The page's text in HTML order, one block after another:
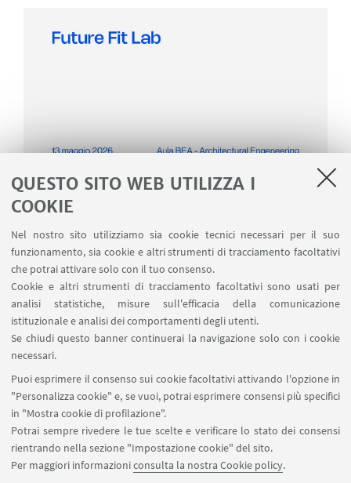
QUESTO SITO WEB UTILIZZA I
COOKIE
Nel nostro sito utilizziamo sia cookie tecnici necessari per il suo
funzionamento, sia cookie e altri strumenti di tracciamento facoltativi
che potrai attivare solo con il tuo consenso.
Cookie e altri strumenti di tracciamento facoltativi sono usati per
analisi statistiche, misure sull'efficacia della comunicazione
istituzionale e analisi dei comportamenti degli utenti.
Se chiudi questo banner continuerai la navigazione solo con i cookie
necessari.
Puoi esprimere il consenso sui cookie facoltativi attivando l'opzione in
"Personalizza cookie" e, se vuoi, potrai esprimere consensi più specifici
in "Mostra cookie di profilazione".
Potrai sempre rivedere le tue scelte e verificare lo stato dei consensi
rientrando nella sezione "Impostazione cookie" del sito.
Per maggiori informazioniconsulta la nostra Cookie policy.